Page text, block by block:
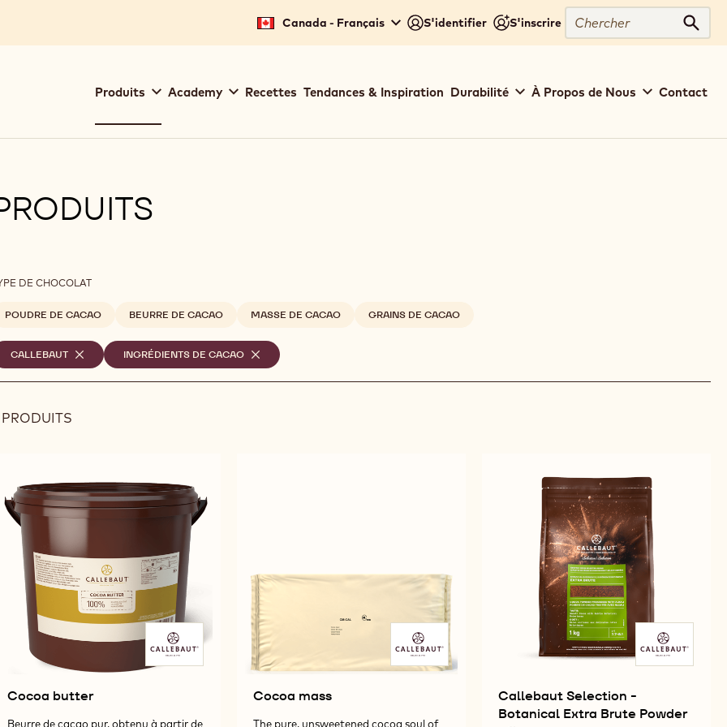
Canada - Français S'identifier S'inscrire
Chercher
navigation
Callebaut
Produits Academy Recettes Tendances & Inspiration Durabilité À Propos de Nous Contact
DE CHOCOLAT
POUDRE DE CACAO BEURRE DE CACAO MASSE DE CACAO GRAINS DE CACAO
sélectionnés
CALLEBAUT
REMOVE
FILTER
INGRÉDIENTS DE CACAO
REMOVE
FILTER
Cocoa butter
Beurre de cacao pur, obtenu à partir de
Cocoa mass
The pure, unsweetened cocoa soul of
Callebaut Selection -
Botanical Extra Brute Powder